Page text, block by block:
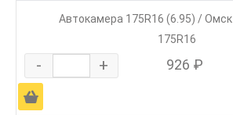
Автокамера 175R16 (6.95) / Омск
175R16
- + 926 ₽
Ä